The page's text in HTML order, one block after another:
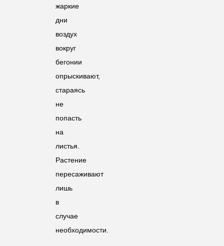
жаркие
дни
воздух
вокруг
бегонии
опрыскивают,
стараясь
не
попасть
на
листья.
Растение
пересаживают
лишь
в
случае
необходимости.